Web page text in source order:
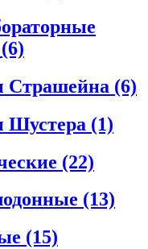
(6)
Страшейна (6)
Шустера (1)
(22)
(13)
(15)